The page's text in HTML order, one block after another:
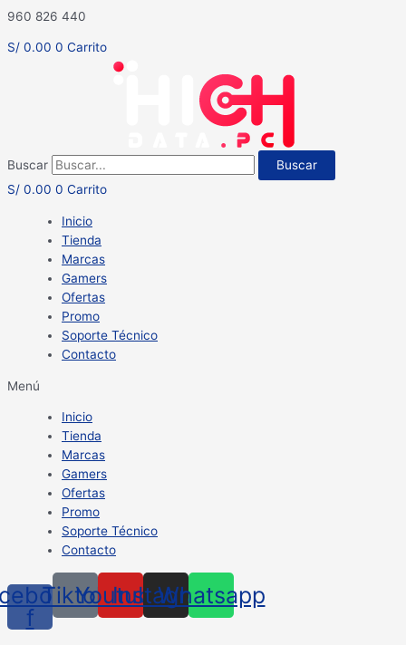
960 826 440
S/ 0.00 0 Carrito
Buscar
Buscar
S/ 0.00 0 Carrito
Inicio
Tienda
Marcas
Gamers
Ofertas
Promo
Soporte Técnico
Contacto
Menú
Inicio
Tienda
Marcas
Gamers
Ofertas
Promo
Soporte Técnico
Contacto
f
TiktokYoutube
Instagram
Whatsapp